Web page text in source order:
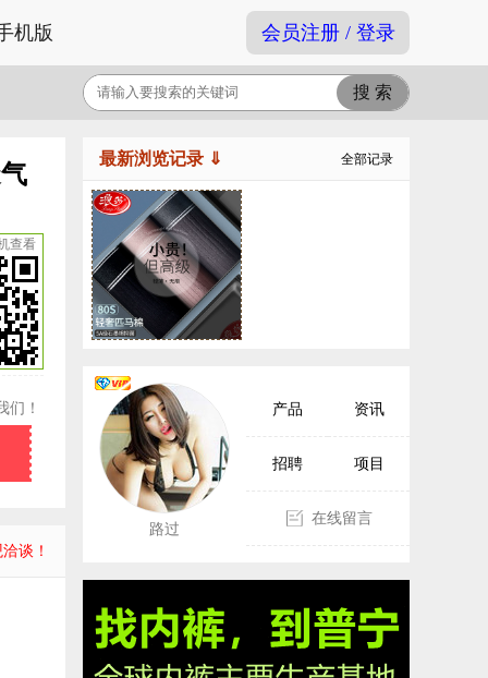
机版 会员注册 / 登录
们！
查看
谈！
最新浏览记录 ⇓ 全部记录
路过
产品 资讯
招聘 项目
在线留言